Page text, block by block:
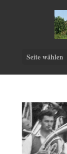
Seite wählen